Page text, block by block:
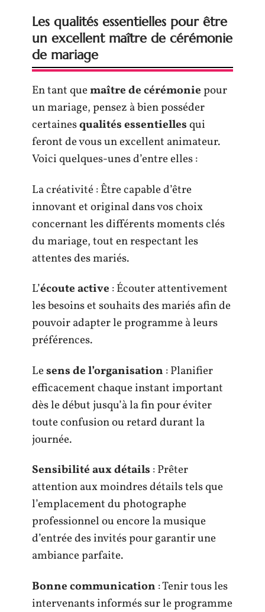
Les qualités essentielles pour être
un excellent maître de cérémonie
de mariage
En tant quemaître de cérémoniepour
un mariage, pensez à bien posséder
certainesqualités essentiellesqui
feront de vous un excellent animateur.
Voici quelques-unes d’entre elles :
La créativité : Être capable d’être
innovant et original dans vos choix
concernant les différents moments clés
du mariage, tout en respectant les
attentes des mariés.
L’écoute active : Écouter attentivement
les besoins et souhaits des mariés afin de
pouvoir adapter le programme à leurs
préférences.
Lesens de l’organisation : Planifier
efficacement chaque instant important
dès le début jusqu’à la fin pour éviter
toute confusion ou retard durant la
journée.
Sensibilité aux détails : Prêter
attention aux moindres détails tels que
l’emplacement du photographe
professionnel ou encore la musique
d’entrée des invités pour garantir une
ambiance parfaite.
Bonne communication : Tenir tous les
intervenants informés sur le programme